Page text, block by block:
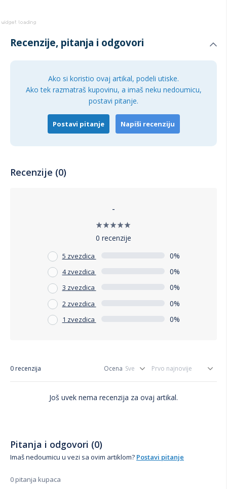
Recenzije, pitanja i odgovori
Ako si koristio ovaj artikal, podeli utiske.
Ako tek razmatraš kupovinu, a imaš neku nedoumicu,
postavi pitanje.
Postavi pitanje Napiši recenziju
Recenzije (0)
-
0 recenzije
5 zvezdica 0%
4 zvezdica 0%
3 zvezdica 0%
2 zvezdica 0%
1 zvezdica 0%
0 recenzija Ocena
Još uvek nema recenzija za ovaj artikal.
Pitanja i odgovori (0)
Imaš nedoumicu u vezi sa ovim artiklom? Postavi pitanje
0 pitanja kupaca